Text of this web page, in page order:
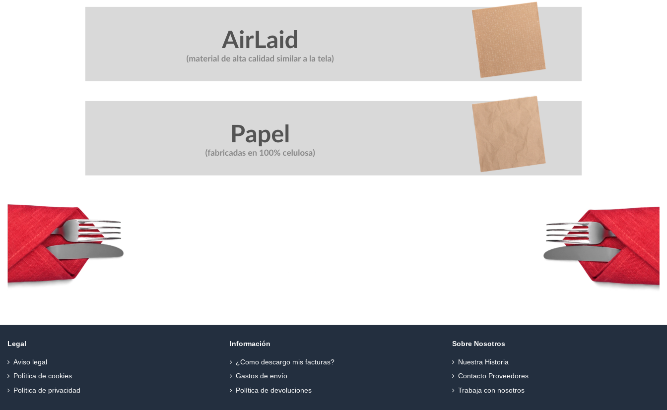
Legal
Aviso legal
Política de cookies
Política de privacidad
Información
¿Como descargo mis facturas?
Gastos de envío
Política de devoluciones
Sobre Nosotros
Nuestra Historia
Contacto Proveedores
Trabaja con nosotros